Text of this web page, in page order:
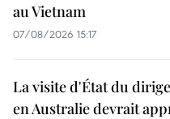
au Vietnam
07/08/2026 15:17
La visite d'État du
en Australie devrait